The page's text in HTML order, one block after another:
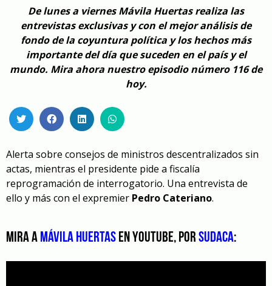
De lunes a viernes Mávila Huertas realiza las
entrevistas exclusivas y con el mejor análisis de
fondo de la coyuntura política y los hechos más
importante del día que suceden en el país y el
mundo. Mira ahora nuestro episodio número 116 de
hoy.
Alerta sobre consejos de ministros descentralizados sin
actas, mientras el presidente pide a fiscalía
reprogramación de interrogatorio. Una entrevista de
ello y más con el expremier Pedro Cateriano.
Mira a Mávila Huertas en YouTube, por Sudaca: